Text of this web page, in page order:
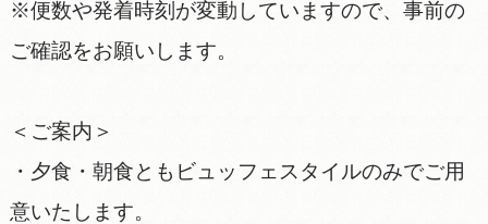
※便数や発着時刻が変動していますので、事前の
ご確認をお願いします。
＜ご案内＞
・夕食・朝食ともビュッフェスタイルのみでご用
意いたします。